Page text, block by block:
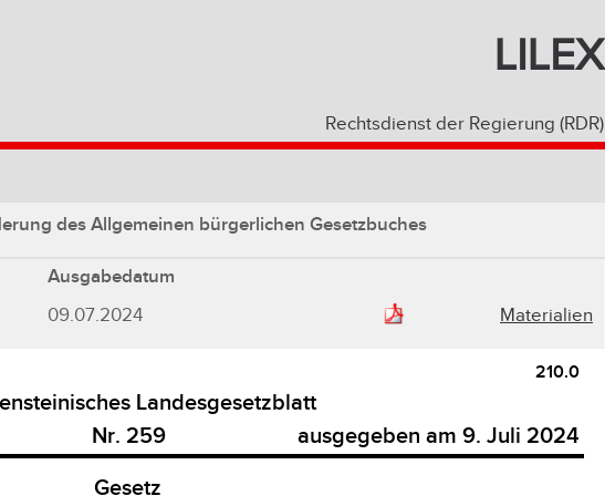
LILEX
Rechtsdienst der Regierung (RDR)
des Allgemeinen bürgerlichen Gesetzbuches
Ausgabedatum
09.07.2024 Materialien